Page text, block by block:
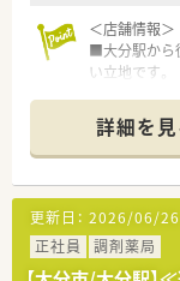
＜店舗情報＞
■大分駅から
い立地です。
多く、集中
■画像監査
■正社員2名
＜こんな薬局
＋・＋・こん
■全国展開(
まで展開をす
詳細を見
更新日： 2026/06/26
正社員
調剤薬局